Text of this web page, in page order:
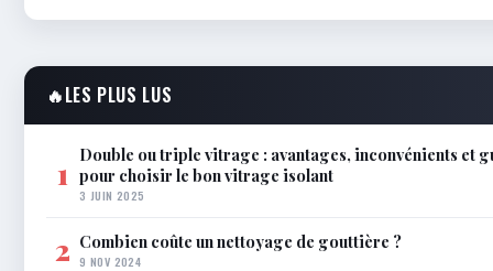
🔥LES PLUS LUS
1
Double ou triple vitrage : avantages, inconvénients et
pour choisir le bon vitrage isolant
3 JUIN 2025
2 Combien coûte un nettoyage de gouttière ?
9 NOV 2024